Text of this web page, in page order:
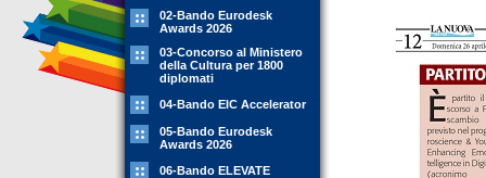
02-Bando Eurodesk
Awards 2026
03-Concorso al Ministero
della Cultura per 1800
diplomati
04-Bando EIC Accelerator
05-Bando Eurodesk
Awards 2026
06-Bando ELEVATE